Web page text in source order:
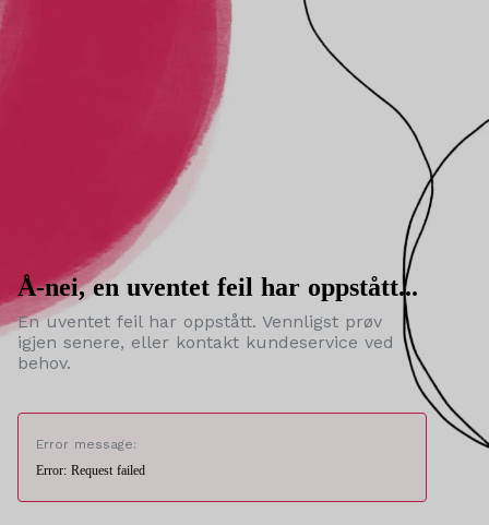
Å-nei, en uventet feil har oppstått...
En uventet feil har oppstått. Vennligst prøv
igjen senere, eller kontakt kundeservice ved
behov.
Error message:
Error: Request failed